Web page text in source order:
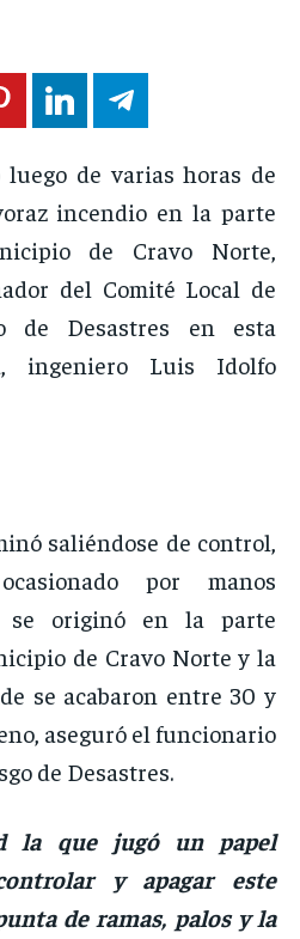
de varias horas de
incendio en la parte
de Cravo Norte,
del Comité Local de
de Desastres en esta
ingeniero Luis Idolfo
saliéndose de control,
por manos
se originó en la parte
de Cravo Norte y la
se acabaron entre 30 y
aseguró el funcionario
de Desastres.
la que jugó un papel
y apagar este
de ramas, palos y la